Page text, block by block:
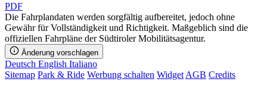
PDF
Die Fahrplandaten werden sorgfältig aufbereitet, jedoch ohne
Gewähr für Vollständigkeit und Richtigkeit. Maßgeblich sind die
offiziellen Fahrpläne der Südtiroler Mobilitätsagentur.
Änderung vorschlagen
Deutsch English Italiano
Sitemap Park & Ride Werbung schalten Widget AGB Credits